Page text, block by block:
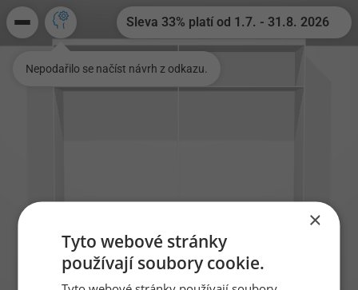
Prázdninová akce
Prázdninová sleva 33% od 1.7. -
Sleva 33% platí od 1.7. - 31.8. 2026
Nepodařilo se načíst návrh z odkazu.
×
Tyto webové stránky
používají soubory cookie.